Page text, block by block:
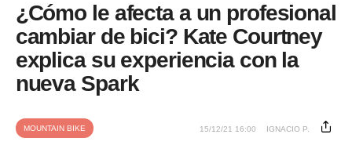
¿Cómo le afecta a un profesional
cambiar de bici? Kate Courtney
explica su experiencia con la
nueva Spark
MOUNTAIN BIKE 15/12/21 16:00 IGNACIO P.